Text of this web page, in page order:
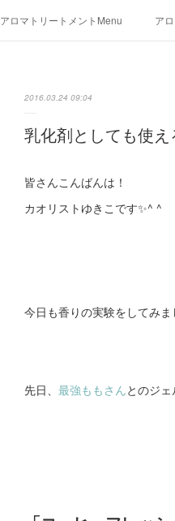
アロマトリートメントMenu ア
2016.03.24 09:04
乳化剤としても使
皆さんこんばんは！
カオリストゆきこです✨^ ^
今日も香りの実験をしてみま
先日、 最強ももさんとのジ